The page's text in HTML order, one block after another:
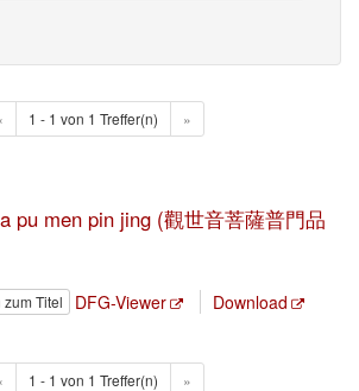
Dropdown
1 - 1 von 1 Treffer(n) »
pu men pin jing (觀世音菩薩普門品
Titel DFG-Viewer Download
1 - 1 von 1 Treffer(n) »